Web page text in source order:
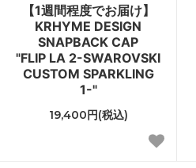
【1週間程度でお届け】
KRHYME DESIGN
SNAPBACK CAP
"FLIP LA 2-SWAROVSKI
CUSTOM SPARKLING
1-"
19,400円(税込)